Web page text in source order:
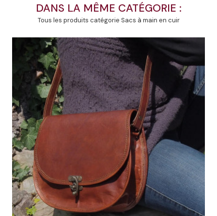
DANS LA MÊME CATÉGORIE :
Tous les produits catégorie Sacs à main en cuir